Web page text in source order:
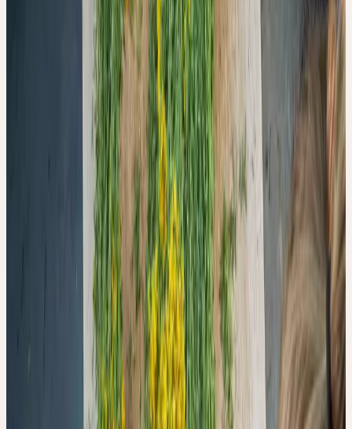
EIN WETTLAUF
GEGEN DIE ZEIT:
WARUM DIE
VERARBEITUNG
FRISCHER PFLANZEN
ÜBER DIE QUALITÄT
DER TINKTUR
ENTSCHEIDET
·
10. April 2026
Was bei der Herstellung homöopathischer Urtinkturen in den
ersten Minuten passiert — und warum 30 Minuten Luftkontakt die
antioxidative Aktivität um bis zu 44 % reduzieren können.
Barmaverain D, Hasler S, Kalbermatten C, Plath
M, Kalbermatten R. Processes, 2022